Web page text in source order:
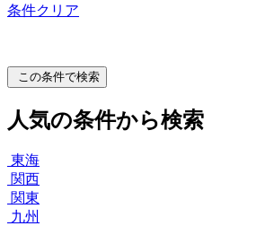
条件クリア
この条件で検索
人気の条件から検索
東海
関西
関東
九州